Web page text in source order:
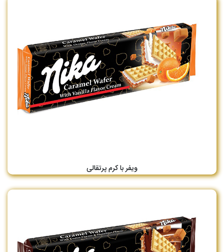
ویفر با کرم پرتقالی